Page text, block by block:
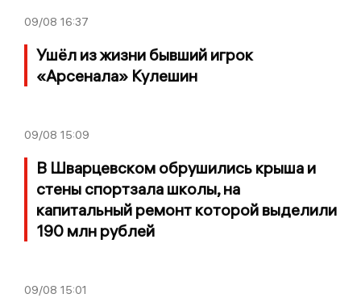
09/08 16:37
Ушёл из жизни бывший игрок
«Арсенала» Кулешин
09/08 15:09
В Шварцевском обрушились крыша и
стены спортзала школы, на
капитальный ремонт которой выделили
190 млн рублей
09/08 15:01